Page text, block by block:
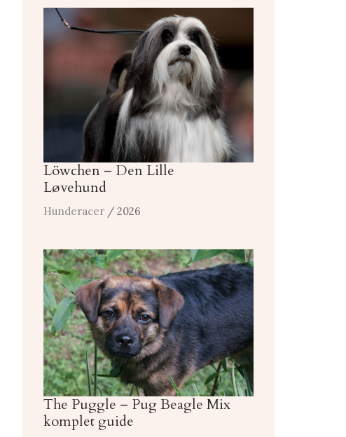
Löwchen – Den Lille
Løvehund
Hunderacer / 2026
The Puggle – Pug Beagle Mix
komplet guide